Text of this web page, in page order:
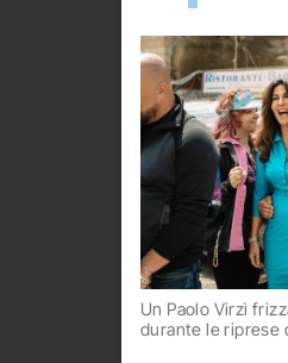
Un Paolo Virzì
durante le riprese